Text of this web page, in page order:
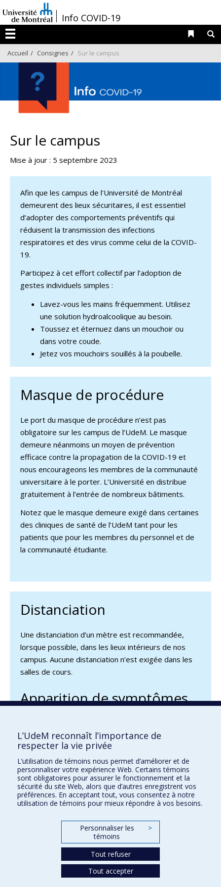
au
contenu
/Info COVID-19
Menu
Liens
Accueil Consignes Sur le campus
Sur le campus
Mise à jour : 5 septembre 2023
Afin que les campus de l'Université de Montréal
demeurent des lieux sécuritaires, il est essentiel
d’adopter des comportements préventifs qui
réduisent la transmission des infections
respiratoires et des virus comme celui de la COVID-
19.
Participez à cet effort collectif par l’adoption de
gestes individuels simples :
Lavez-vous les mains fréquemment. Utilisez
une solution hydroalcoolique au besoin.
Toussez et éternuez dans un mouchoir ou
dans votre coude.
Jetez vos mouchoirs souillés à la poubelle.
Masque de procédure
Le port du masque de procédure n’est pas
obligatoire sur les campus de l’UdeM. Le masque
demeure néanmoins un moyen de prévention
efficace contre la propagation de la COVID-19 et
nous encourageons les membres de la communauté
universitaire à le porter. L’Université en distribue
gratuitement à l’entrée de nombreux bâtiments.
Notez que le masque demeure exigé dans certaines
des cliniques de santé de l’UdeM tant pour les
patients que pour les membres du personnel et de
la communauté étudiante.
Distanciation
Une distanciation d’un mètre est recommandée,
lorsque possible, dans les lieux intérieurs de nos
campus. Aucune distanciation n’est exigée dans les
salles de cours.
Apparition de symptômes
Si vous ressentez des symptômes de la COVID-19
alors que vous êtes sur l’un de nos campus, vous
devez immédiatement mettre un masque de
procédure.
L’UdeM reconnaît l’importance de
respecter la vie privée
L’utilisation de témoins nous permet d’améliorer et de
personnaliser votre expérience Web. Certains témoins
sont obligatoires pour assurer le fonctionnement et la
sécurité du site Web, alors que d’autres enregistrent vos
préférences. En acceptant tout, vous consentez à notre
utilisation de témoins pour mieux répondre à vos besoins.
Personnaliser les
témoins
>
Tout refuser
Tout accepter